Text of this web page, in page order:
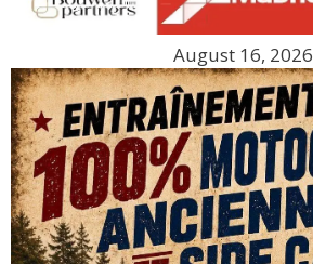
August 16, 2026